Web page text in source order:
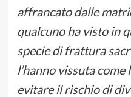
affrancato dalle
qualcuno ha visto in
specie di frattura
l’hanno vissuta come
evitare il rischio di